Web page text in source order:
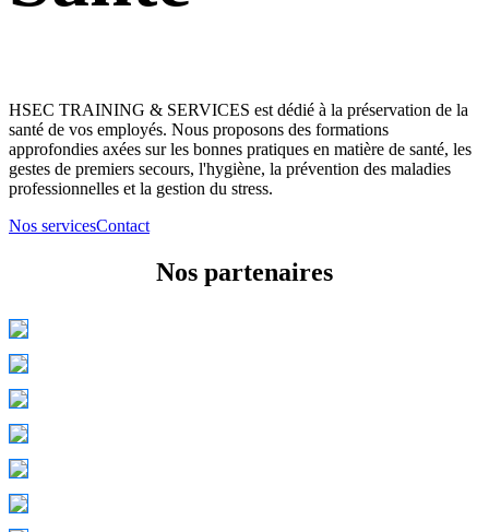
HSEC TRAINING & SERVICES est dédié à la préservation de la
santé de vos employés. Nous proposons des formations
approfondies axées sur les bonnes pratiques en matière de santé, les
gestes de premiers secours, l'hygiène, la prévention des maladies
professionnelles et la gestion du stress.
Nos servicesContact
Nos partenaires